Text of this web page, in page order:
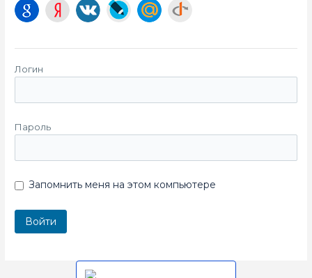
Логин
Пароль
Запомнить меня на этом компьютере